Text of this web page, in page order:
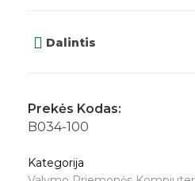
Dalintis
Prekės Kodas:
B034-100
Kategorija